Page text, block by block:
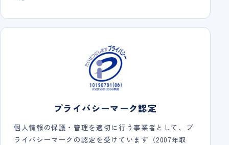
プライバシーマーク認定
個人情報の保護・管理を適切に行う事業者として、プ
ライバシーマークの認定を受けています（2007年取